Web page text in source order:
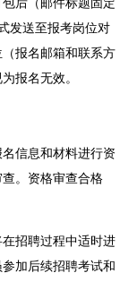
后（邮件标题固定
发送至报考岗位对
报名邮箱和联系方
报名无效。
信息和材料进行资
。资格审查合格
招聘过程中适时进
加后续招聘考试和